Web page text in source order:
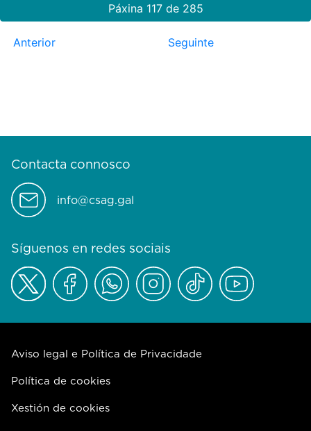
Páxina 117 de 285
Anterior Seguinte
Contacta connosco
info@csag.gal
Síguenos en redes sociais
Aviso legal e Política de Privacidade
Política de cookies
Xestión de cookies